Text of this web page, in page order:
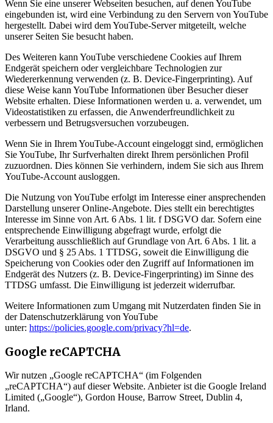
Wenn Sie eine unserer Webseiten besuchen, auf denen YouTube
eingebunden ist, wird eine Verbindung zu den Servern von YouTube
hergestellt. Dabei wird dem YouTube-Server mitgeteilt, welche
unserer Seiten Sie besucht haben.
Des Weiteren kann YouTube verschiedene Cookies auf Ihrem
Endgerät speichern oder vergleichbare Technologien zur
Wiedererkennung verwenden (z. B. Device-Fingerprinting). Auf
diese Weise kann YouTube Informationen über Besucher dieser
Website erhalten. Diese Informationen werden u. a. verwendet, um
Videostatistiken zu erfassen, die Anwenderfreundlichkeit zu
verbessern und Betrugsversuchen vorzubeugen.
Wenn Sie in Ihrem YouTube-Account eingeloggt sind, ermöglichen
Sie YouTube, Ihr Surfverhalten direkt Ihrem persönlichen Profil
zuzuordnen. Dies können Sie verhindern, indem Sie sich aus Ihrem
YouTube-Account ausloggen.
Die Nutzung von YouTube erfolgt im Interesse einer ansprechenden
Darstellung unserer Online-Angebote. Dies stellt ein berechtigtes
Interesse im Sinne von Art. 6 Abs. 1 lit. f DSGVO dar. Sofern eine
entsprechende Einwilligung abgefragt wurde, erfolgt die
Verarbeitung ausschließlich auf Grundlage von Art. 6 Abs. 1 lit. a
DSGVO und § 25 Abs. 1 TTDSG, soweit die Einwilligung die
Speicherung von Cookies oder den Zugriff auf Informationen im
Endgerät des Nutzers (z. B. Device-Fingerprinting) im Sinne des
TTDSG umfasst. Die Einwilligung ist jederzeit widerrufbar.
Weitere Informationen zum Umgang mit Nutzerdaten finden Sie in
der Datenschutzerklärung von YouTube
unter: https://policies.google.com/privacy?hl=de.
Google reCAPTCHA
Wir nutzen „Google reCAPTCHA“ (im Folgenden
„reCAPTCHA“) auf dieser Website. Anbieter ist die Google Ireland
Limited („Google“), Gordon House, Barrow Street, Dublin 4,
Irland.